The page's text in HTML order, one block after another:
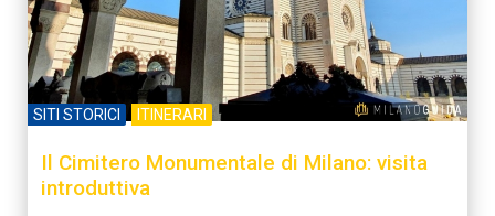
SITI STORICI ITINERARI
Il Cimitero Monumentale di Milano: visita
introduttiva